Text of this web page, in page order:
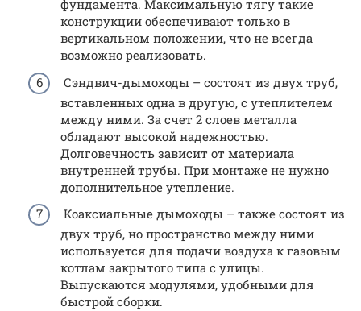
фундамента. Максимальную тягу такие
конструкции обеспечивают только в
вертикальном положении, что не всегда
возможно реализовать.
Сэндвич-дымоходы – состоят из двух труб,
вставленных одна в другую, с утеплителем
между ними. За счет 2 слоев металла
обладают высокой надежностью.
Долговечность зависит от материала
внутренней трубы. При монтаже не нужно
дополнительное утепление.
Коаксиальные дымоходы – также состоят из
двух труб, но пространство между ними
используется для подачи воздуха к газовым
котлам закрытого типа с улицы.
Выпускаются модулями, удобными для
быстрой сборки.